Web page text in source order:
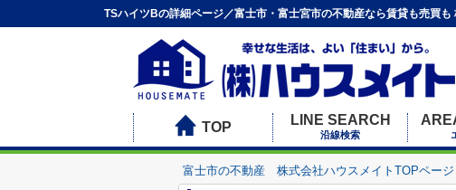
TSハイツBの詳細ページ／富士市・富士宮市の不動産なら賃貸も売買も
TOP LINE SEARCH
沿線検索
富士市の不動産 株式会社ハウスメイトTOPページ